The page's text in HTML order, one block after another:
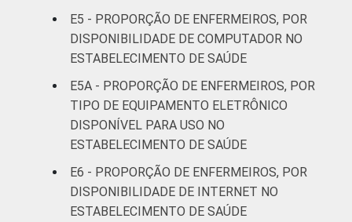
Interior 11
Base: 278.004 enfermeiros com acesso a
computador no estabelecimento de saúde.
Respostas estimuladas. Dados coletados
entre novembro de 2015 e junho de 2016.
declararam não utilizar a funcionalidade,
apesar de ela estar disponível.
"Não está disponível" refere-se aos
E5 - PROPORÇÃO DE ENFERMEIROS, POR
DISPONIBILIDADE DE COMPUTADOR NO
ESTABELECIMENTO DE SAÚDE
E5A - PROPORÇÃO DE ENFERMEIROS, POR
TIPO DE EQUIPAMENTO ELETRÔNICO
DISPONÍVEL PARA USO NO
ESTABELECIMENTO DE SAÚDE
E6 - PROPORÇÃO DE ENFERMEIROS, POR
DISPONIBILIDADE DE INTERNET NO
ESTABELECIMENTO DE SAÚDE